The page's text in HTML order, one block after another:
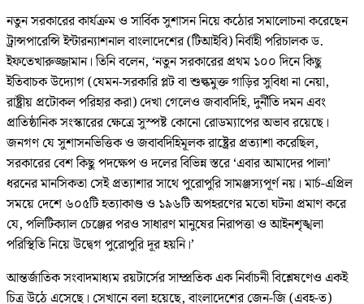
নতুন সরকারের কার্যক্রম ও সার্বিক সুশাসন নিয়ে কঠোর সমালোচনা করেছেন
ট্রান্সপারেন্সি ইন্টারন্যাশনাল বাংলাদেশের (টিআইবি) নির্বাহী পরিচালক ড.
ইফতেখারুজ্জামান। তিনি বলেন, ‘নতুন সরকারের প্রথম ১০০ দিনে কিছু
ইতিবাচক উদ্যোগ (যেমন-সরকারি প্লট বা শুল্কমুক্ত গাড়ির সুবিধা না নেয়া,
রাষ্ট্রীয় প্রটোকল পরিহার করা) দেখা গেলেও জবাবদিহি, দুর্নীতি দমন এবং
প্রাতিষ্ঠানিক সংস্কারের ক্ষেত্রে সুস্পষ্ট কোনো রোডম্যাপের অভাব রয়েছে।
জনগণ যে সুশাসনভিত্তিক ও জবাবদিহিমূলক রাষ্ট্রের প্রত্যাশা করেছিল,
সরকারের বেশ কিছু পদক্ষেপ ও দলের বিভিন্ন স্তরে ‘এবার আমাদের পালা’
ধরনের মানসিকতা সেই প্রত্যাশার সাথে পুরোপুরি সামঞ্জস্যপূর্ণ নয়। মার্চ-এপ্রিল
সময়ে দেশে ৬০৫টি হত্যাকাণ্ড ও ১৯৬টি অপহরণের মতো ঘটনা প্রমাণ করে
যে, পলিটিক্যাল চেঞ্জের পরও সাধারণ মানুষের নিরাপত্তা ও আইনশৃঙ্খলা
পরিস্থিতি নিয়ে উদ্বেগ পুরোপুরি দূর হয়নি।’
আন্তর্জাতিক সংবাদমাধ্যম রয়টার্সের সাম্প্রতিক এক নির্বাচনী বিশ্লেষণেও একই
চিত্র উঠে এসেছে। সেখানে বলা হয়েছে, বাংলাদেশের জেন-জি (এবহ-ত)